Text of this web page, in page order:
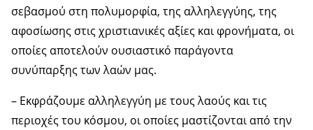
σεβασμού στη πολυμορφία, της αλληλεγγύης, της
αφοσίωσης στις χριστιανικές αξίες και φρονήματα, οι
οποίες αποτελούν ουσιαστικό παράγοντα
συνύπαρξης των λαών μας.
– Εκφράζουμε αλληλεγγύη με τους λαούς και τις
περιοχές του κόσμου, οι οποίες μαστίζονται από την